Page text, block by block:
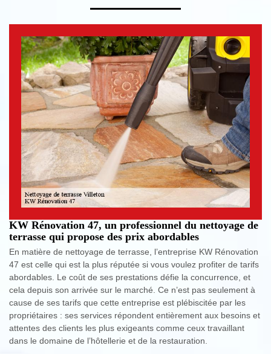
KW Rénovation 47, un professionnel du nettoyage de
terrasse qui propose des prix abordables
En matière de nettoyage de terrasse, l’entreprise KW Rénovation
47 est celle qui est la plus réputée si vous voulez profiter de tarifs
abordables. Le coût de ses prestations défie la concurrence, et
cela depuis son arrivée sur le marché. Ce n’est pas seulement à
cause de ses tarifs que cette entreprise est plébiscitée par les
propriétaires : ses services répondent entièrement aux besoins et
attentes des clients les plus exigeants comme ceux travaillant
dans le domaine de l’hôtellerie et de la restauration.